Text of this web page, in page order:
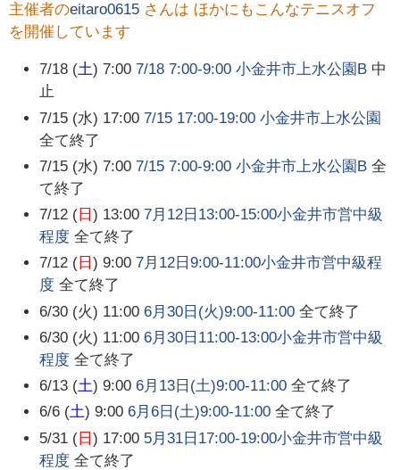
主催者のeitaro0615 さんは ほかにもこんなテニスオフ
を開催しています
7/18 (土) 7:00 7/18 7:00-9:00 小金井市上水公園B 中
止
7/15 (水) 17:00 7/15 17:00-19:00 小金井市上水公園
全て終了
7/15 (水) 7:00 7/15 7:00-9:00 小金井市上水公園B 全
て終了
7/12 ( 日) 13:00 7月12日13:00-15:00小金井市営中級
程度 全て終了
7/12 ( 日) 9:00 7月12日9:00-11:00小金井市営中級程
度 全て終了
6/30 (火) 11:00 6月30日(火)9:00-11:00 全て終了
6/30 (火) 11:00 6月30日11:00-13:00小金井市営中級
程度 全て終了
6/13 (土) 9:00 6月13日(土)9:00-11:00 全て終了
6/6 (土) 9:00 6月6日(土)9:00-11:00 全て終了
5/31 ( 日) 17:00 5月31日17:00-19:00小金井市営中級
程度 全て終了